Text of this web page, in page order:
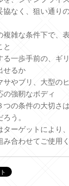
協なく、狙い通り
複雑な条件下で、
と
る一歩手前の、ギ
せるか
サやブリ、大型の
の強靭なボディ
つの条件の大切さ
う。
ターゲットにより
み合わせてご使用